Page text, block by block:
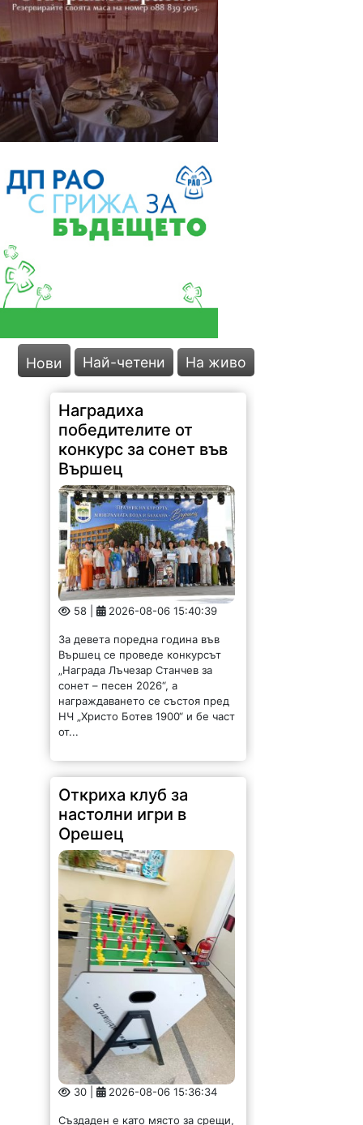
Нови Най-четени На живо
Наградиха
победителите от
конкурс за сонет във
Вършец
58 | 2026-08-06 15:40:39
За девета поредна година във
Вършец се проведе конкурсът
„Награда Лъчезар Станчев за
сонет – песен 2026“, а
награждаването се състоя пред
НЧ „Христо Ботев 1900“ и бе част
от...
Откриха клуб за
настолни игри в
Орешец
30 | 2026-08-06 15:36:34
Създаден е като място за срещи,